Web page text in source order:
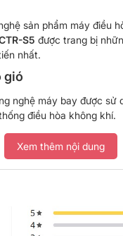
sản phẩm máy điều
S5 được trang bị
nhất.
gió
nghệ máy bay được sử
điều hòa không khí.
Flow” của công nghệ
tuabin. CFD
ngách phòng với công
Xem thêm nội dung